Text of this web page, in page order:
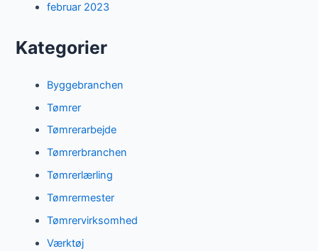
februar 2023
Kategorier
Byggebranchen
Tømrer
Tømrerarbejde
Tømrerbranchen
Tømrerlærling
Tømrermester
Tømrervirksomhed
Værktøj